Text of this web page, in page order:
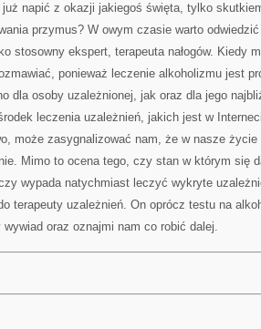
napić z okazji jakiegoś święta, tylko
przymus? W owym czasie warto odwiedzić
stosowny ekspert, terapeuta nałogów. Kiedy
ponieważ leczenie alkoholizmu jest
dla osoby uzależnionej, jak oraz dla jego
leczenia uzależnień, jakich jest w
może zasygnalizować nam, że w nasze życie
Mimo to ocena tego, czy stan w którym się
wypada natychmiast leczyć wykryte
terapeuty uzależnień. On oprócz testu na
oraz oznajmi nam co robić dalej.